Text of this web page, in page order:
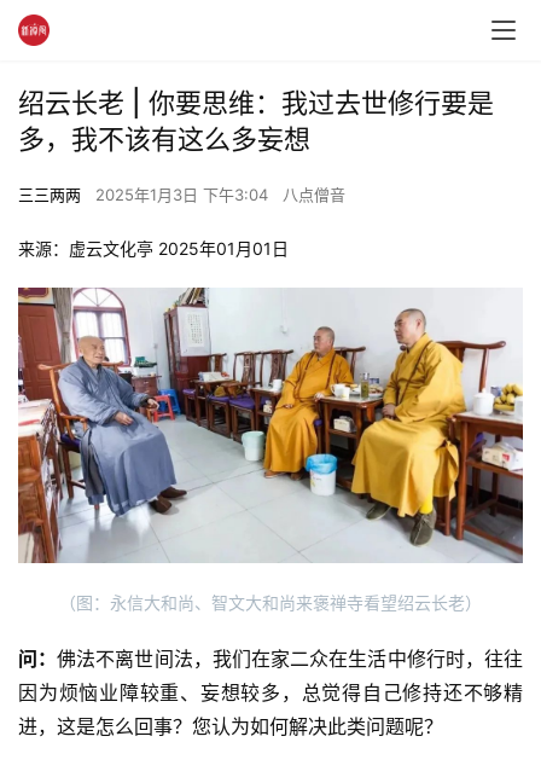
绍云长老 | 你要思维：我过去世修行要是
多，我不该有这么多妄想
三三两两 2025年1月3日 下午3:04 八点僧音
来源：虚云文化亭 2025年01月01日
（图：永信大和尚、智文大和尚来褒禅寺看望绍云长老）
问：佛法不离世间法，我们在家二众在生活中修行时，往往
因为烦恼业障较重、妄想较多，总觉得自己修持还不够精
进，这是怎么回事？您认为如何解决此类问题呢？